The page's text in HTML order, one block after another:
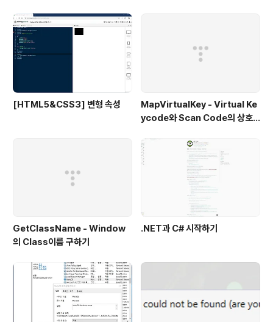
[HTML5&CSS3] 변형 속성
MapVirtualKey - Virtual Ke
ycode와 Scan Code의 상호
GetClassName - Window
의 Class이름 구하기
.NET과 C# 시작하기